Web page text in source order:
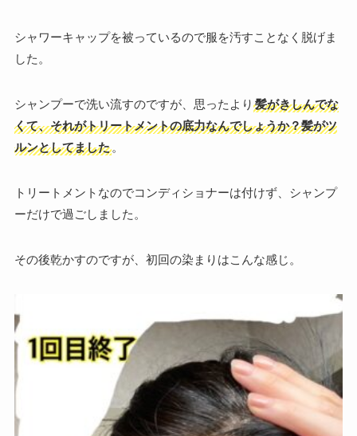
シャワーキャップを被っているので服を汚すことなく脱げま
した。
シャンプーで洗い流すのですが、思ったより 髪がきしんでな
くて、それがトリートメントの底力なんでしょうか？髪がツ
ルンとしてました。
トリートメントなのでコンディショナーは付けず、シャンプ
ーだけで過ごしました。
その後乾かすのですが、初回の染まりはこんな感じ。